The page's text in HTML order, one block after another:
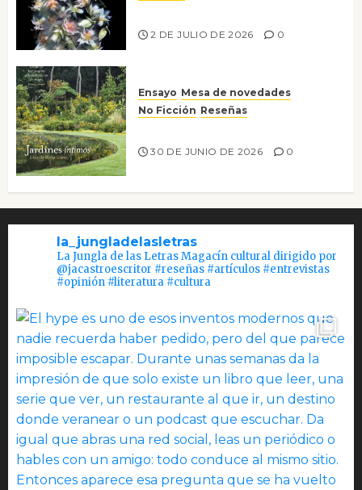
2 DE JULIO DE 2026 0
Ensayo Mesa de novedades
No Ficción Reseñas
30 DE JUNIO DE 2026 0
la_jungladelasletras
La Jungla de las Letras Magacín cultural dirigido por
@jacastroescritor #reseñas #artículos #entrevistas
#opinión #literatura #cultura